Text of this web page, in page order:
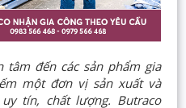
tâm đến các sản phẩm gia
một đơn vị sản xuất và
tín, chất lượng. Butraco